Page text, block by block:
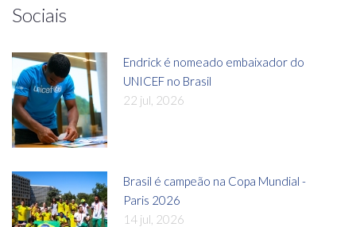
Sociais
Endrick é nomeado embaixador do
UNICEF no Brasil
22 jul, 2026
Brasil é campeão na Copa Mundial -
Paris 2026
14 jul, 2026